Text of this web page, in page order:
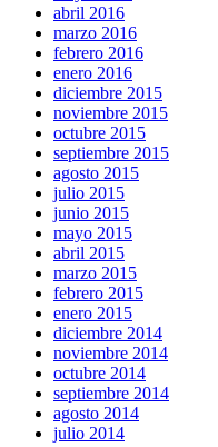
abril 2016
marzo 2016
febrero 2016
enero 2016
diciembre 2015
noviembre 2015
octubre 2015
septiembre 2015
agosto 2015
julio 2015
junio 2015
mayo 2015
abril 2015
marzo 2015
febrero 2015
enero 2015
diciembre 2014
noviembre 2014
octubre 2014
septiembre 2014
agosto 2014
julio 2014